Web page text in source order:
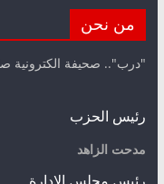
من نحن
"درب".. صحيفة الكترونية
رئيس الحزب
مدحت الزاهد